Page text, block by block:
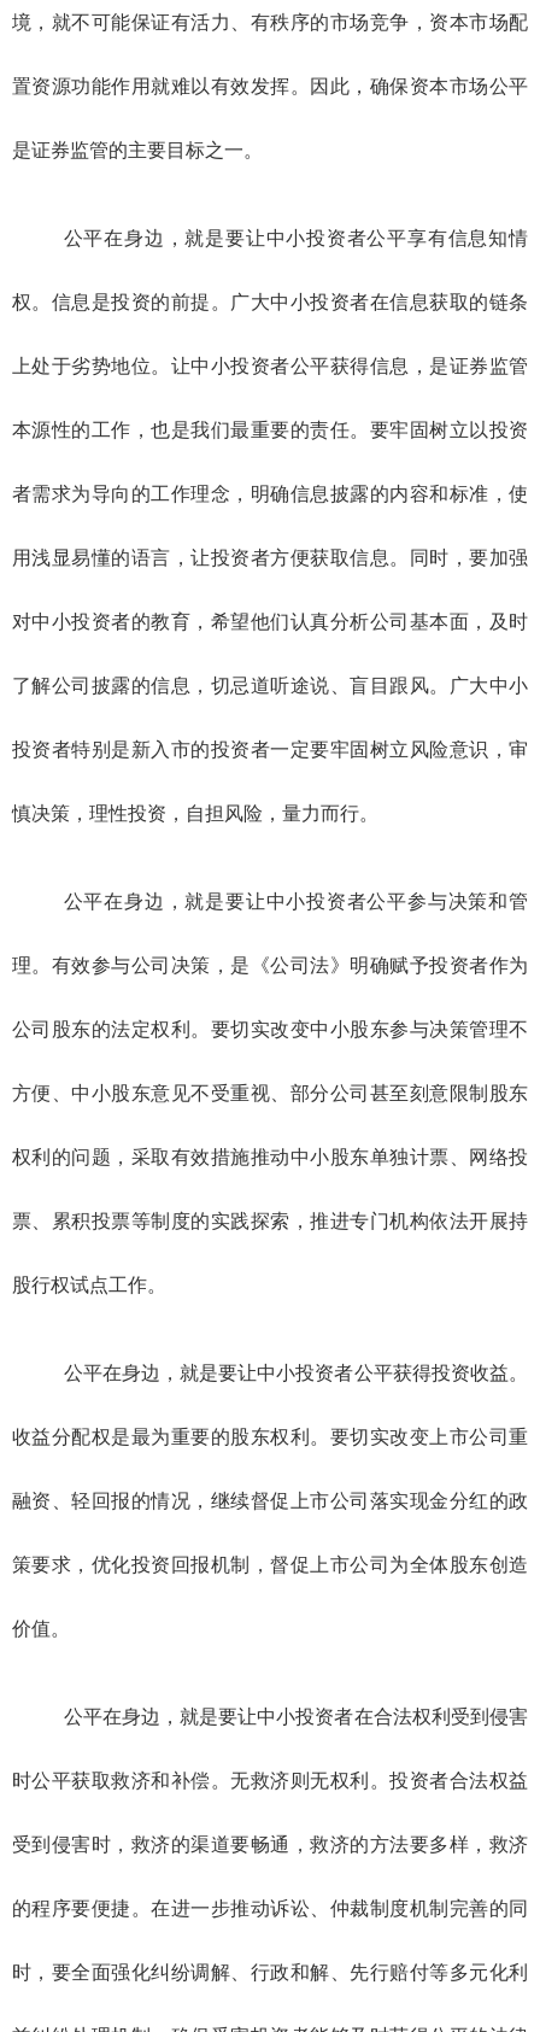
境，就不可能保证有活力、有秩序的市场竞争，资本市场配
置资源功能作用就难以有效发挥。因此，确保资本市场公平
是证券监管的主要目标之一。
公平在身边，就是要让中小投资者公平享有信息知情
权。信息是投资的前提。广大中小投资者在信息获取的链条
上处于劣势地位。让中小投资者公平获得信息，是证券监管
本源性的工作，也是我们最重要的责任。要牢固树立以投资
者需求为导向的工作理念，明确信息披露的内容和标准，使
用浅显易懂的语言，让投资者方便获取信息。同时，要加强
对中小投资者的教育，希望他们认真分析公司基本面，及时
了解公司披露的信息，切忌道听途说、盲目跟风。广大中小
投资者特别是新入市的投资者一定要牢固树立风险意识，审
慎决策，理性投资，自担风险，量力而行。
公平在身边，就是要让中小投资者公平参与决策和管
理。有效参与公司决策，是《公司法》明确赋予投资者作为
公司股东的法定权利。要切实改变中小股东参与决策管理不
方便、中小股东意见不受重视、部分公司甚至刻意限制股东
权利的问题，采取有效措施推动中小股东单独计票、网络投
票、累积投票等制度的实践探索，推进专门机构依法开展持
股行权试点工作。
公平在身边，就是要让中小投资者公平获得投资收益。
收益分配权是最为重要的股东权利。要切实改变上市公司重
融资、轻回报的情况，继续督促上市公司落实现金分红的政
策要求，优化投资回报机制，督促上市公司为全体股东创造
价值。
公平在身边，就是要让中小投资者在合法权利受到侵害
时公平获取救济和补偿。无救济则无权利。投资者合法权益
受到侵害时，救济的渠道要畅通，救济的方法要多样，救济
的程序要便捷。在进一步推动诉讼、仲裁制度机制完善的同
时，要全面强化纠纷调解、行政和解、先行赔付等多元化利